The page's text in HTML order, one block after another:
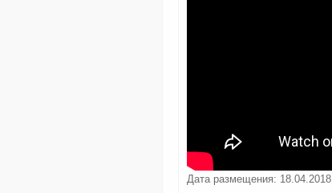
Дата размещения: 18.04.2018